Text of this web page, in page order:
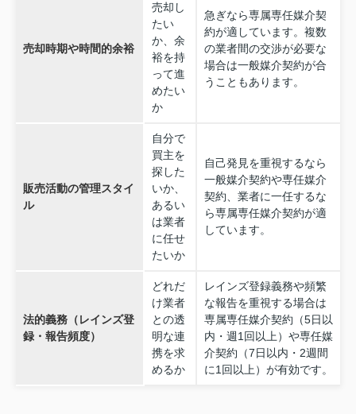
売却時期や時間的余裕
売却し
たい
か、余
裕を持
って進
めたい
か
急ぎなら専属専任媒介契
約が適しています。複数
の業者間の交渉が必要な
場合は一般媒介契約が合
うこともあります。
販売活動の管理スタイ
ル
自分で
買主を
探した
いか、
あるい
は業者
に任せ
たいか
自己発見を重視するなら
一般媒介契約や専任媒介
契約、業者に一任するな
ら専属専任媒介契約が適
しています。
法的義務（レインズ登
録・報告頻度）
どれだ
け業者
との透
明な連
携を求
めるか
レインズ登録義務や頻繁
な報告を重視する場合は
専属専任媒介契約（5日以
内・週1回以上）や専任媒
介契約（7日以内・2週間
に1回以上）が有効です。